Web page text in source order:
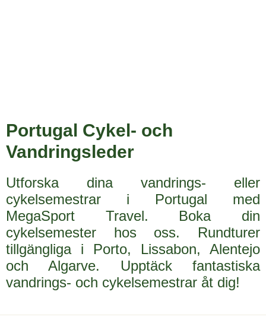
Portugal Cykel- och
Vandringsleder
Utforska dina vandrings- eller
cykelsemestrar i Portugal med
MegaSport Travel. Boka din
cykelsemester hos oss. Rundturer
tillgängliga i Porto, Lissabon, Alentejo
och Algarve. Upptäck fantastiska
vandrings- och cykelsemestrar åt dig!